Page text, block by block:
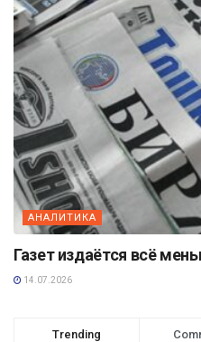
АНАЛИТИКА
Газет издаётся всё
14.07.2026
Trending